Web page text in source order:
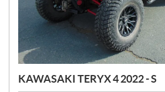
KAWASAKI TERYX 4 2022 - S